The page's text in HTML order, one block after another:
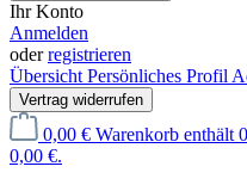
Ihr Konto
Anmelden
oderregistrieren
Übersicht Persönliches Profil
Vertrag widerrufen
0,00 € Warenkorb enthält
0,00 €.